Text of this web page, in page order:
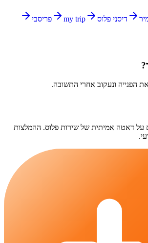
דיסני פלוס my trip
פריסבי
הפנייה ונעקוב אחרי התשובה.
על דאטה אמיתית של שירות פלוס. ההמלצות